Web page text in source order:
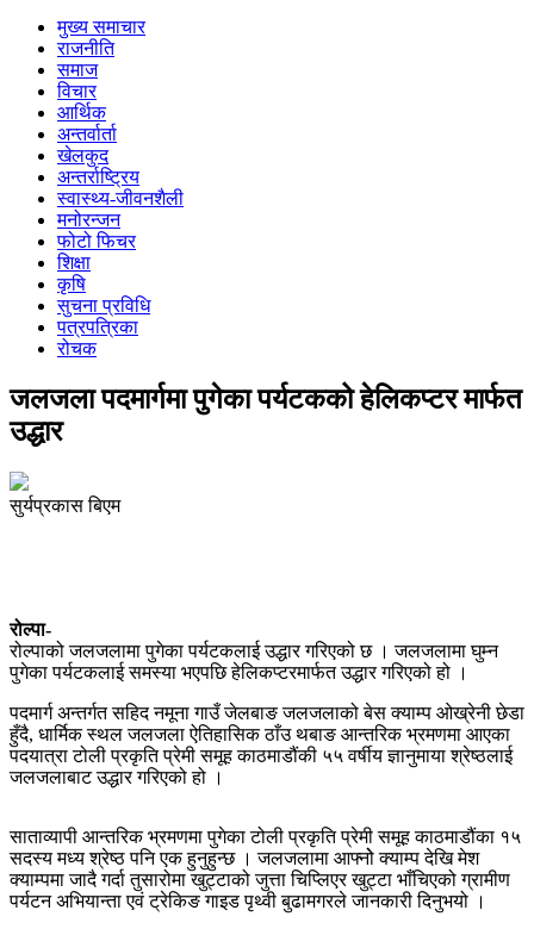
मुख्य समाचार
राजनीति
समाज
विचार
आर्थिक
अन्तर्वार्ता
खेलकुद
अन्तर्राष्ट्रिय
स्वास्थ्य-जीवनशैली
मनोरन्जन
फोटो फिचर
शिक्षा
कृषि
सुचना प्रविधि
पत्रपत्रिका
रोचक
जलजला पदमार्गमा पुगेका पर्यटकको हेलिकप्टर मार्फत
उद्धार
सुर्यप्रकास बिएम
रोल्पा-
रोल्पाको जलजलामा पुगेका पर्यटकलाई उद्धार गरिएको छ । जलजलामा घुम्न
पुगेका पर्यटकलाई समस्या भएपछि हेलिकप्टरमार्फत उद्धार गरिएको हो ।
पदमार्ग अन्तर्गत सहिद नमूना गाउँ जेलबाङ जलजलाको बेस क्याम्प ओख्रेनी छेडा
हुँदै, धार्मिक स्थल जलजला ऐतिहासिक ठाँउ थबाङ आन्तरिक भ्रमणमा आएका
पदयात्रा टोली प्रकृति प्रेमी समूह काठमाडौंकी ५५ वर्षीय ज्ञानुमाया श्रेष्ठलाई
जलजलाबाट उद्धार गरिएको हो ।
साताव्यापी आन्तरिक भ्रमणमा पुगेका टोली प्रकृति प्रेमी समूह काठमाडौंका १५
सदस्य मध्य श्रेष्ठ पनि एक हुनुहुन्छ । जलजलामा आफ्नोे क्याम्प देखि मेश
क्याम्पमा जादै गर्दा तुसारोमा खुट्टाको जुत्ता चिप्लिएर खुट्टा भाँचिएको ग्रामीण
पर्यटन अभियान्ता एवं ट्रेकिङ गाइड पृथ्वी बुढामगरले जानकारी दिनुभयो ।